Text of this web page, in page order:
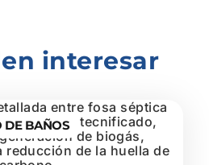
interesar
DE BAÑOS